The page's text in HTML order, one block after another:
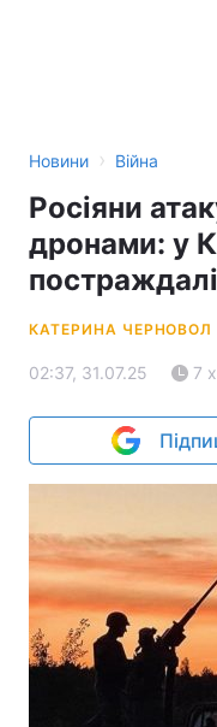
Новини › Війна
Росіяни
дронами: у
постраждалі
КАТЕРИНА ЧЕРНОВОЛ
02:37, 31.07.25 7